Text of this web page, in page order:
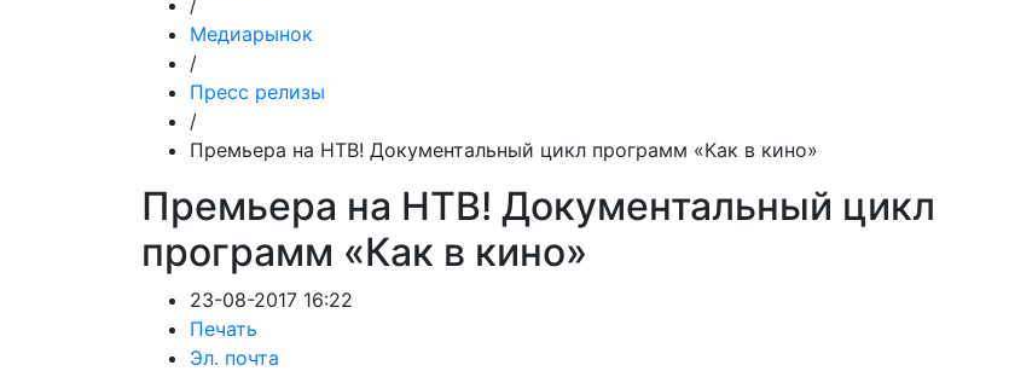
/
Медиарынок
/
Пресс релизы
/
Премьера на НТВ! Документальный цикл программ «Как в кино»
Премьера на НТВ! Документальный цикл
программ «Как в кино»
23-08-2017 16:22
Печать
Эл. почта